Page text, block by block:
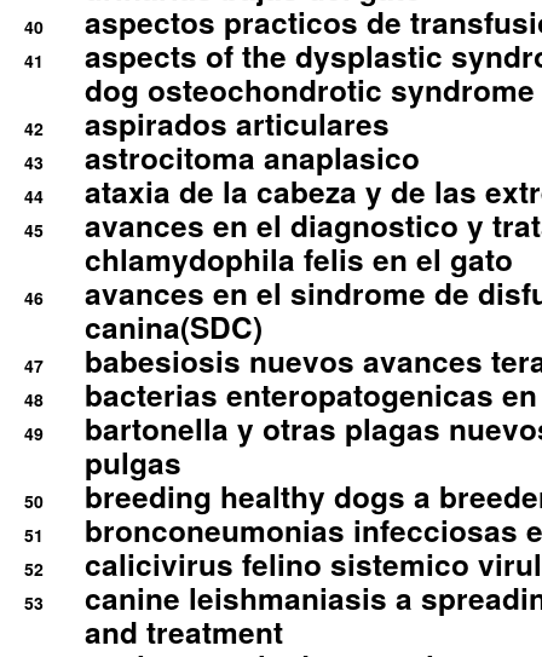
40 aspectos practicos de
41
aspects of the dysplastic
dog osteochondrotic syndrome
42 aspirados articulares
43 astrocitoma anaplasico
44 ataxia de la cabeza y de las
45
avances en el diagnostico y
chlamydophila felis en el gato
46
avances en el sindrome de
canina(SDC)
47 babesiosis nuevos avances
48 bacterias enteropatogenicas
49
bartonella y otras plagas
pulgas
50 breeding healthy dogs a
51 bronconeumonias infecciosas
52 calicivirus felino sistemico
53
canine leishmaniasis a
and treatment